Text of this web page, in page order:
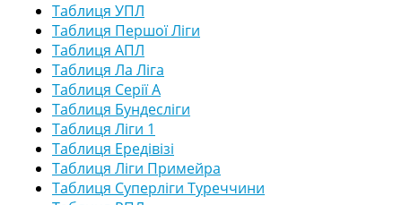
Таблиця УПЛ
Таблиця Першої Ліги
Таблиця АПЛ
Таблиця Ла Ліга
Таблиця Серії А
Таблиця Бундесліги
Таблиця Ліги 1
Таблиця Ередівізі
Таблиця Ліги Примейра
Таблиця Суперліги Туреччини